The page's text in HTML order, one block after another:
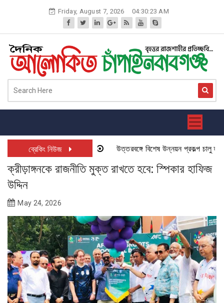
Friday, August 7, 2026 04:30:23 AM
ব্রেকিং নিউজ উত্তরবঙ্গে বিশেষ উন্নয়ন প্রকল্প চালু হতে
ক্রীড়াঙ্গনকে রাজনীতি মুক্ত রাখতে হবে: স্পিকার হাফিজ
উদ্দিন
May 24, 2026